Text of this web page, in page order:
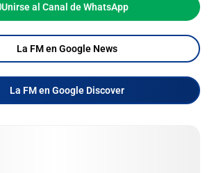
Unirse al Canal de WhatsApp
La FM en Google News
La FM en Google Discover